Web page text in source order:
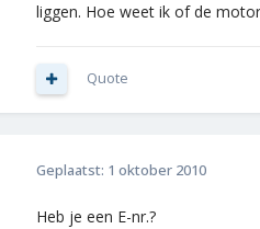
liggen. Hoe weet ik of de
Quote
Geplaatst: 1 oktober 2010
Heb je een E-nr.?